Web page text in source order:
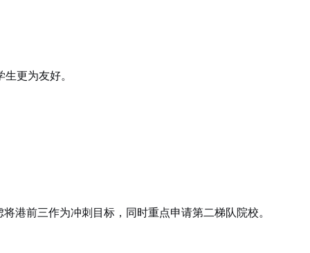
更为友好。
港前三作为冲刺目标，同时重点申请第二梯队院校。